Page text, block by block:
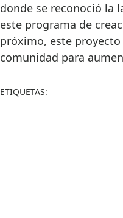
donde se reconoció la
este programa de
próximo, este
comunidad para
ETIQUETAS: